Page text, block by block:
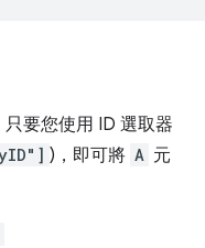
只要您使用 ID 選取器
)，即可將 A 元